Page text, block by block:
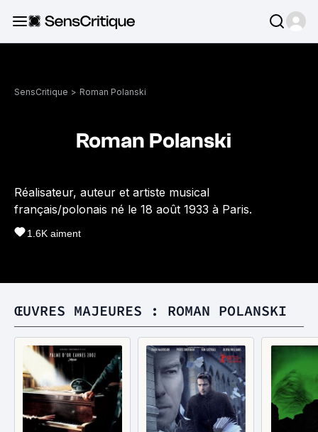
SensCritique > Roman Polanski
Roman Polanski
Réalisateur, auteur et artiste musical
français/polonais né le 18 août 1933 à Paris.
1.6K aiment
ŒUVRES MAJEURES : ROMAN POLANSKI